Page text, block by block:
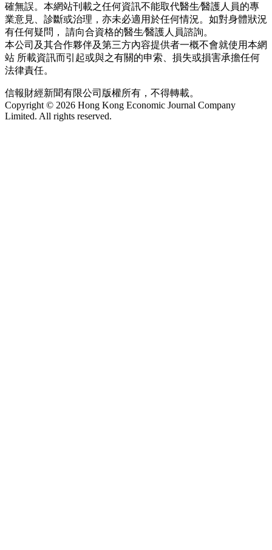
確無誤。本網站刊載之任何資訊不能取代醫生∕醫護人員的專
業意見、診斷或治理，亦未必適用於任何情況。如對身體狀況
有任何疑問， 請向合資格的醫生∕醫護人員諮詢。
本公司及其合作夥伴及第三方內容提供者一概不會就使用本網
站 所載資訊而引起或與之有關的申索、損失或損害承擔任何
法律責任。
信報財經新聞有限公司版權所有，不得轉載。
Copyright © 2026 Hong Kong Economic Journal Company
Limited. All rights reserved.